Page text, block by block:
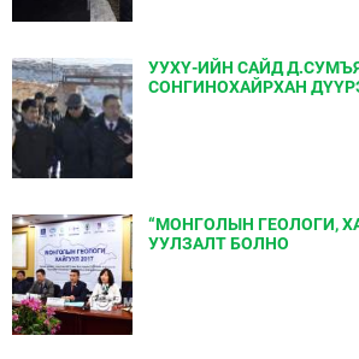
УУХҮ-ИЙН САЙД
СОНГИНОХАЙРХАН
“МОНГОЛЫН ГЕОЛОГИ,
УУЛЗАЛТ БОЛНО